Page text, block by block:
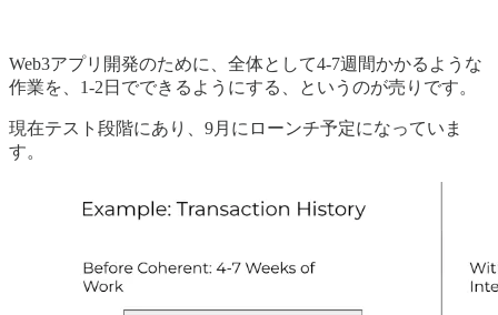
Web3アプリ開発のために、全体として4-7週間かかるような
作業を、1-2日でできるようにする、というのが売りです。
現在テスト段階にあり、9月にローンチ予定になっていま
す。